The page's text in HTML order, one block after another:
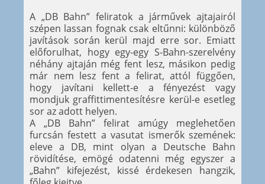
A „DB Bahn” feliratok a járművek ajtajairól
szépen lassan fognak csak eltűnni: különböző
javítások során kerül majd erre sor. Emiatt
előforulhat, hogy egy-egy S-Bahn-szerelvény
néhány ajtaján még fent lesz, másikon pedig
már nem lesz fent a felirat, attól függően,
hogy javítani kellett-e a fényezést vagy
mondjuk graffittimentesítésre kerül-e esetleg
sor az adott helyen.
A „DB Bahn” felirat amúgy meglehetően
furcsán festett a vasutat ismerők szemének:
eleve a DB, mint olyan a Deutsche Bahn
rövidítése, emögé odatenni még egyszer a
„Bahn” kifejezést, kissé érdekesen hangzik,